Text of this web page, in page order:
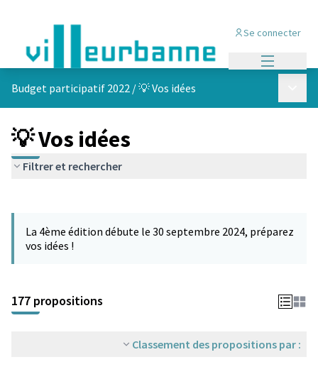
Se connecter
Budget participatif 2022 /💡 Vos idées
💡 Vos idées
Filtrer et rechercher
−
La 4ème édition débute le 30 septembre 2024, préparez
vos idées !
177 propositions
Classement des propositions par :